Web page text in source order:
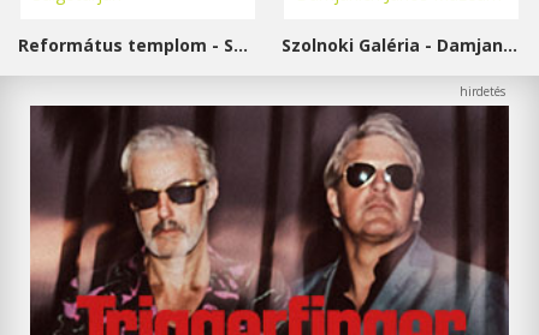
Református templom - Salgótarján Szolnoki Galéria - Damjanich János Múzeum